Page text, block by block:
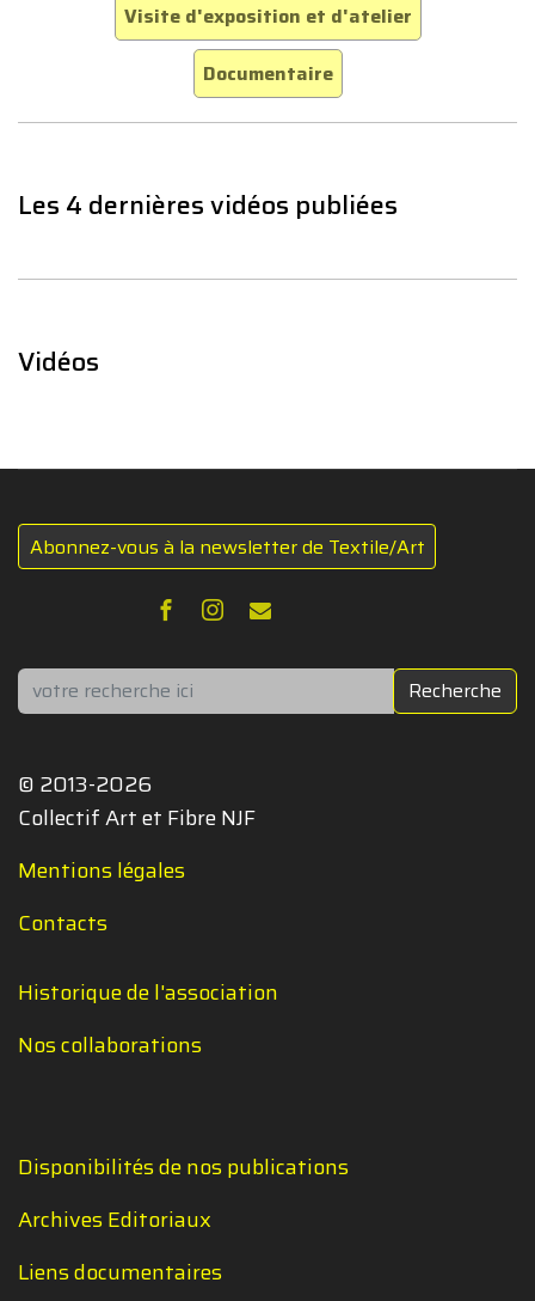
Visite d'exposition et d'atelier
Documentaire
Les 4 dernières vidéos publiées
Vidéos
Abonnez-vous à la newsletter de Textile/Art
Rechercher Recherche
© 2013-2026
Collectif Art et Fibre NJF
Mentions légales
Contacts
Historique de l'association
Nos collaborations
Disponibilités de nos publications
Archives Editoriaux
Liens documentaires